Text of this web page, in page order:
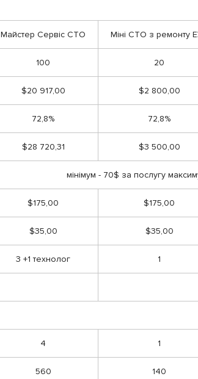
Майстер Сервіс СТО Міні СТО з ремонту
100 20
$20 917,00 $2 800,00
72,8% 72,8%
$28 720,31 $3 500,00
мінімум - 70$ за послугу
$175,00 $175,00
$35,00 $35,00
3 +1 технолог 1
4 1
560 140